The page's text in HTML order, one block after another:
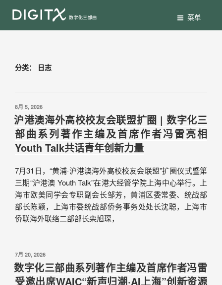
菜单
分类： 日志
8月 5, 2026
沪港澳海外高校校友会联盟扩圈 | 数字化三
部曲系列著作主编及首席作者冯雷亮相
Youth Talk共话青年创新力量
7月31日，“黄浦·沪港澳海外高校校友会联盟”扩圈仪式暨第
三期“沪港澳 Youth Talk”在港大经管学院上海中心举行。上
海市欧美同学会专职副会长邹芳，黄浦区委常委、统战部
部长陈颖，上海市委统战部侨务事务处处长沈聪，上海市
侨联海外联络二部部长栾旭琛，
7月 20, 2026
数字化三部曲系列著作主编及首席作者冯雷
受邀出席WAIC“新声归潮·AI上海”创新资源